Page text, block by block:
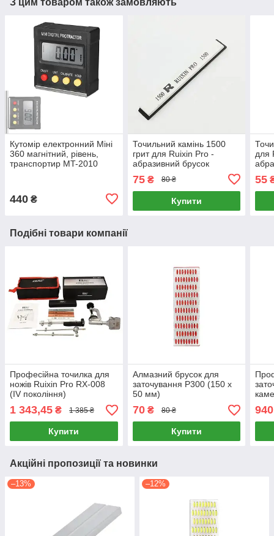
З цим товаром також замовляють
Кутомір електронний Міні
360 магнітний, рівень,
транспортир MT-2010
440 ₴
Точильний камінь 1500
грит для Ruixin Pro -
абразивний брусок
75₴ 80 ₴
Купити
для
55
Подібні товари компанії
Професійна точилка для
ножів Ruixin Pro RX-008
(IV покоління)
1 343,45 ₴ 1 385 ₴
Купити
Алмазний брусок для
заточування P300 (150 х
50 мм)
середньозернистий
абразив
70₴ 80 ₴
Купити
940
Акційні пропозиції та новинки
–13% –12%